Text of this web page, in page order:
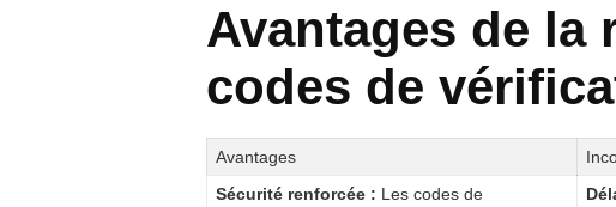
Avantages de la
codes de
Avantages
Sécurité renforcée : Les codes de